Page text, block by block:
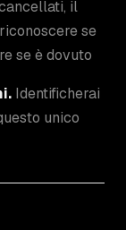
il
se
se è dovuto
Identificherai
unico